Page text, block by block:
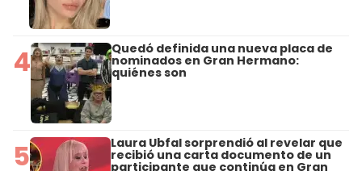
4 Quedó definida una nueva placa de
nominados en Gran Hermano:
quiénes son
5 Laura Ubfal sorprendió al revelar que
recibió una carta documento de un
participante que continúa en Gran